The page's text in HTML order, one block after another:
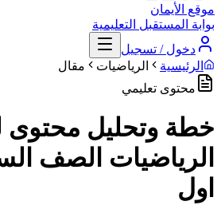
موقع الأيمان
بوابة المستقبل التعليمية
دخول / تسجيل
الرئيسية
الرياضيات
مقال
محتوى تعليمي
خطة وتحليل محتوى
الرياضيات الصف
اول